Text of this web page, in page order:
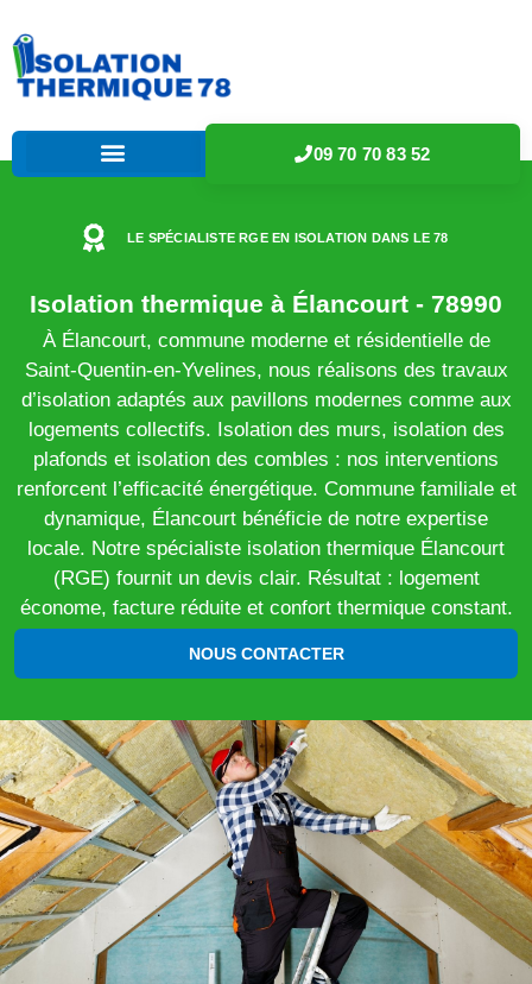
09 70 70 83 52
LE SPÉCIALISTE RGE EN ISOLATION DANS LE 78
Isolation thermique à Élancourt - 78990
À Élancourt, commune moderne et résidentielle de
Saint-Quentin-en-Yvelines, nous réalisons des travaux
d’isolation adaptés aux pavillons modernes comme aux
logements collectifs. Isolation des murs, isolation des
plafonds et isolation des combles : nos interventions
renforcent l’efficacité énergétique. Commune familiale et
dynamique, Élancourt bénéficie de notre expertise
locale. Notre spécialiste isolation thermique Élancourt
(RGE) fournit un devis clair. Résultat : logement
économe, facture réduite et confort thermique constant.
NOUS CONTACTER